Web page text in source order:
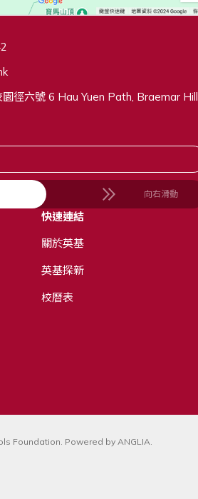
徑六號 6 Hau Yuen Path, Braemar
向右滑動
快速連結
關於英基
英基探新
校曆表
Foundation. Powered by ANGLIA.